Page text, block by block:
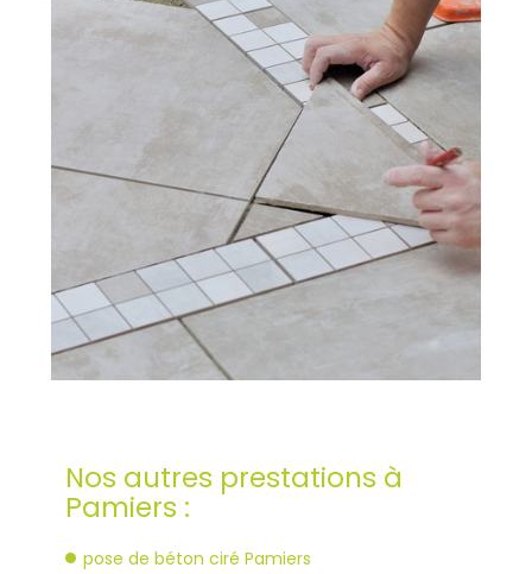
Nos autres prestations à
Pamiers :
pose de béton ciré Pamiers